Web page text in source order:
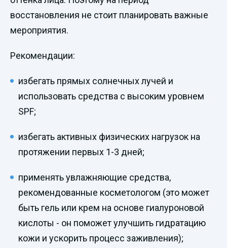
восстановления не стоит планировать важные
мероприятия.
Рекомендации:
избегать прямых солнечных лучей и
использовать средства с высоким уровнем
SPF;
избегать активных физических нагрузок на
протяжении первых 1-3 дней;
применять увлажняющие средства,
рекомендованные косметологом (это может
быть гель или крем на основе гиалуроновой
кислоты - он поможет улучшить гидратацию
кожи и ускорить процесс заживления);